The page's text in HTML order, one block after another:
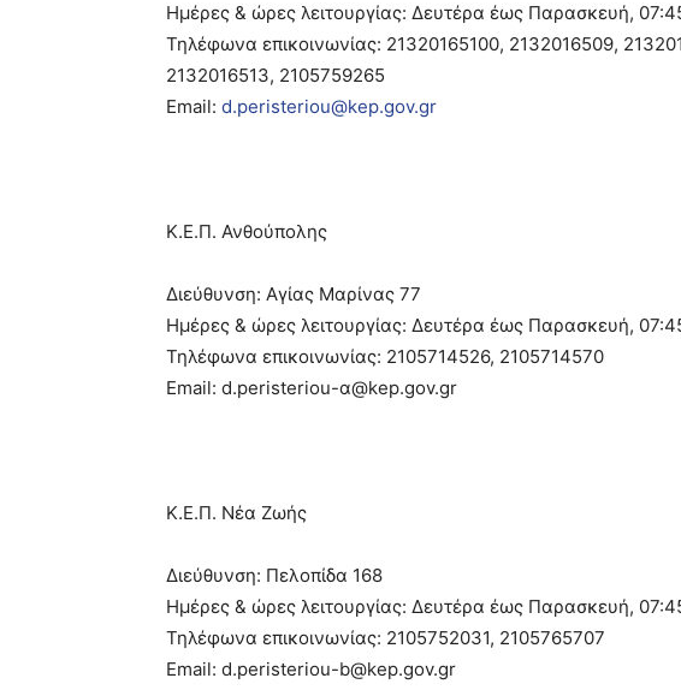
Ημέρες & ώρες λειτουργίας: Δευτέρα έως Παρασκευή,
Τηλέφωνα επικοινωνίας: 21320165100, 2132016509,
2132016513, 2105759265
Email: d.peristeriou@kep.gov.gr
Κ.Ε.Π. Ανθούπολης
Διεύθυνση: Αγίας Μαρίνας 77
Ημέρες & ώρες λειτουργίας: Δευτέρα έως Παρασκευή,
Τηλέφωνα επικοινωνίας: 2105714526, 2105714570
Email: d.peristeriou-α@kep.gov.gr
Κ.Ε.Π. Νέα Ζωής
Διεύθυνση: Πελοπίδα 168
Ημέρες & ώρες λειτουργίας: Δευτέρα έως Παρασκευή,
Τηλέφωνα επικοινωνίας: 2105752031, 2105765707
Email: d.peristeriou-b@kep.gov.gr